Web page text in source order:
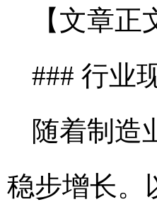
【文章正
### 行业
随着制造
稳步增长。